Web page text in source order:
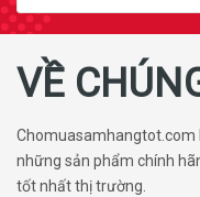
VỀ
Chomuasamhangtot.com
những sản phẩm chính
tốt nhất thị trường.